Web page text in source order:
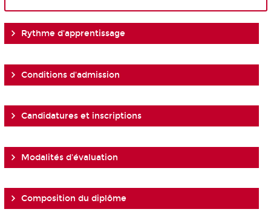
Rythme d'apprentissage
Conditions d'admission
Candidatures et inscriptions
Modalités d'évaluation
Composition du diplôme